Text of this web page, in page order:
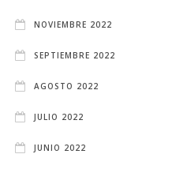
NOVIEMBRE 2022
SEPTIEMBRE 2022
AGOSTO 2022
JULIO 2022
JUNIO 2022